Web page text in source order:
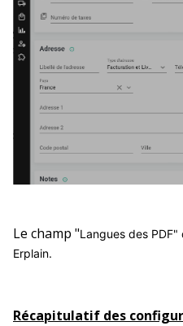
Le champ "Langues des
Erplain.
Récapitulatif des